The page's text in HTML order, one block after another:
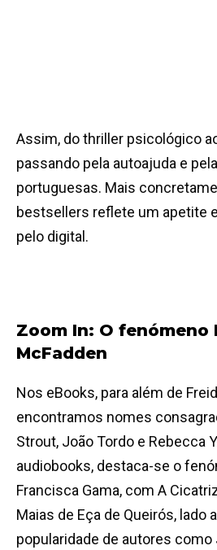
Assim, do thriller psicológico
passando pela autoajuda e
portuguesas. Mais
bestsellers reflete um apetite
pelo digital.
Zoom In: O fenómeno
McFadden
Nos eBooks, para além de
encontramos nomes
Strout, João Tordo e Rebecca
audiobooks, destaca-se o
Francisca Gama, com A
Maias de Eça de Queirós, lado
popularidade de autores como